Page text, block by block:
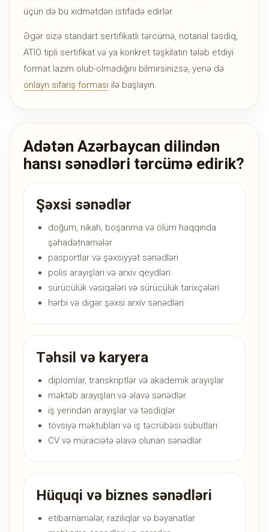
üçün də bu xidmətdən istifadə edirlər.
Əgər sizə standart sertifikatlı tərcümə, notarial təsdiq,
ATIO tipli sertifikat və ya konkret təşkilatın tələb etdiyi
format lazım olub-olmadığını bilmirsinizsə, yenə də
onlayn sifariş forması ilə başlayın.
Adətən Azərbaycan dilindən
hansı sənədləri tərcümə edirik?
Şəxsi sənədlər
doğum, nikah, boşanma və ölüm haqqında
şəhadətnamələr
pasportlar və şəxsiyyət sənədləri
polis arayışları və arxiv qeydləri
sürücülük vəsiqələri və sürücülük tarixçələri
hərbi və digər şəxsi arxiv sənədləri
Təhsil və karyera
diplomlar, transkriptlər və akademik arayışlar
məktəb arayışları və əlavə sənədlər
iş yerindən arayışlar və təsdiqlər
tövsiyə məktubları və iş təcrübəsi sübutları
CV və müraciətə əlavə olunan sənədlər
Hüquqi və biznes sənədləri
etibarnamələr, razılıqlar və bəyanatlar